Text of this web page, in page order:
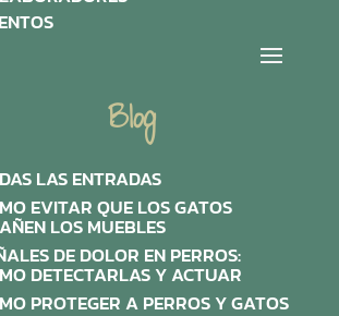
Blog
LAS ENTRADAS
EVITAR QUE LOS GATOS
LOS MUEBLES
DE DOLOR EN PERROS:
DETECTARLAS Y ACTUAR
PROTEGER A PERROS Y GATOS